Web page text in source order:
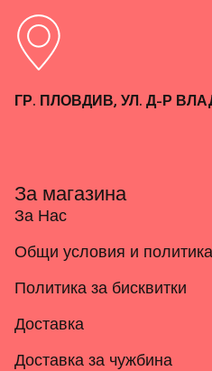
ГР. ПЛОВДИВ, УЛ. Д-Р
За магазина
За Нас
Общи условия и политика
Политика за бисквитки
Доставка
Доставка за чужбина